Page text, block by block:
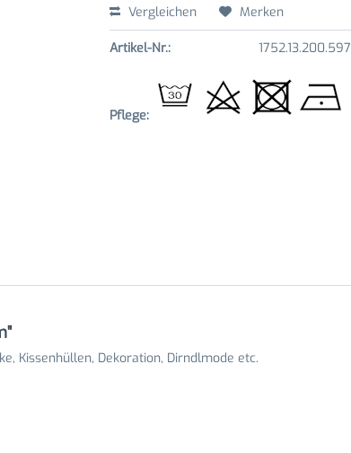
Vergleichen Merken
Artikel-Nr.: 1752.13.200.597
Pflege:
Kissenhüllen, Dekoration, Dirndlmode etc.